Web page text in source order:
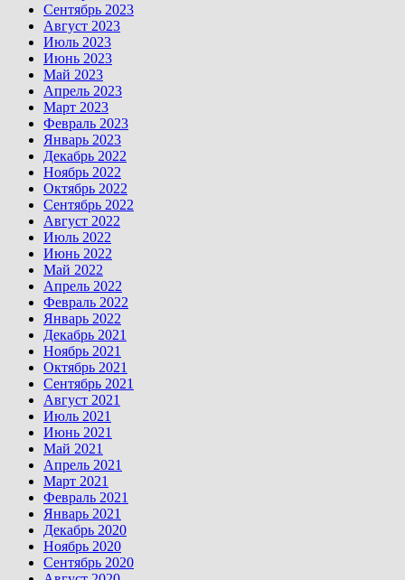
Сентябрь 2023
Август 2023
Июль 2023
Июнь 2023
Май 2023
Апрель 2023
Март 2023
Февраль 2023
Январь 2023
Декабрь 2022
Ноябрь 2022
Октябрь 2022
Сентябрь 2022
Август 2022
Июль 2022
Июнь 2022
Май 2022
Апрель 2022
Февраль 2022
Январь 2022
Декабрь 2021
Ноябрь 2021
Октябрь 2021
Сентябрь 2021
Август 2021
Июль 2021
Июнь 2021
Май 2021
Апрель 2021
Март 2021
Февраль 2021
Январь 2021
Декабрь 2020
Ноябрь 2020
Сентябрь 2020